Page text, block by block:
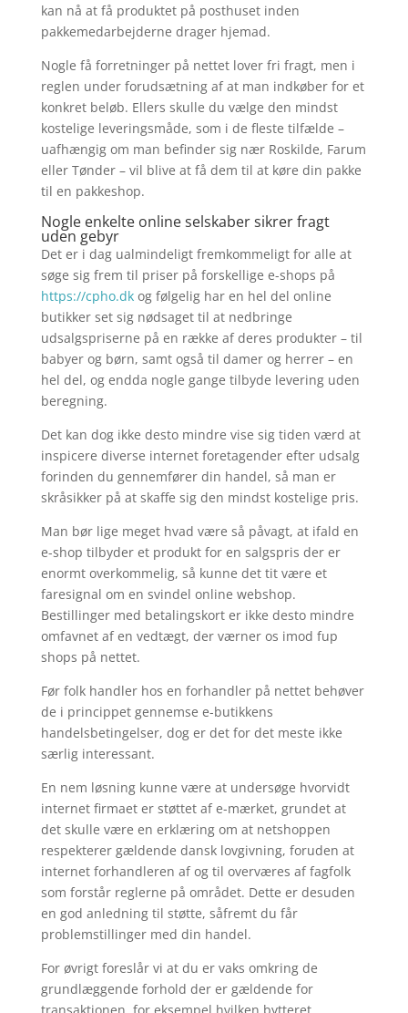
kan nå at få produktet på posthuset inden
pakkemedarbejderne drager hjemad.
Nogle få forretninger på nettet lover fri fragt, men i
reglen under forudsætning af at man indkøber for et
konkret beløb. Ellers skulle du vælge den mindst
kostelige leveringsmåde, som i de fleste tilfælde –
uafhængig om man befinder sig nær Roskilde, Farum
eller Tønder – vil blive at få dem til at køre din pakke
til en pakkeshop.
Nogle enkelte online selskaber sikrer fragt
uden gebyr
Det er i dag ualmindeligt fremkommeligt for alle at
søge sig frem til priser på forskellige e-shops på
https://cpho.dkog følgelig har en hel del online
butikker set sig nødsaget til at nedbringe
udsalgspriserne på en række af deres produkter – til
babyer og børn, samt også til damer og herrer – en
hel del, og endda nogle gange tilbyde levering uden
beregning.
Det kan dog ikke desto mindre vise sig tiden værd at
inspicere diverse internet foretagender efter udsalg
forinden du gennemfører din handel, så man er
skråsikker på at skaffe sig den mindst kostelige pris.
Man bør lige meget hvad være så påvagt, at ifald en
e-shop tilbyder et produkt for en salgspris der er
enormt overkommelig, så kunne det tit være et
faresignal om en svindel online webshop.
Bestillinger med betalingskort er ikke desto mindre
omfavnet af en vedtægt, der værner os imod fup
shops på nettet.
Før folk handler hos en forhandler på nettet behøver
de i princippet gennemse e-butikkens
handelsbetingelser, dog er det for det meste ikke
særlig interessant.
En nem løsning kunne være at undersøge hvorvidt
internet firmaet er støttet af e-mærket, grundet at
det skulle være en erklæring om at netshoppen
respekterer gældende dansk lovgivning, foruden at
internet forhandleren af og til overværes af fagfolk
som forstår reglerne på området. Dette er desuden
en god anledning til støtte, såfremt du får
problemstillinger med din handel.
For øvrigt foreslår vi at du er vaks omkring de
grundlæggende forhold der er gældende for